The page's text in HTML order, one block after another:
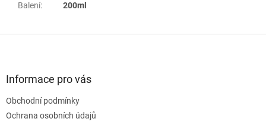
Balení: 200ml
Informace pro vás
Obchodní podmínky
Ochrana osobních údajů